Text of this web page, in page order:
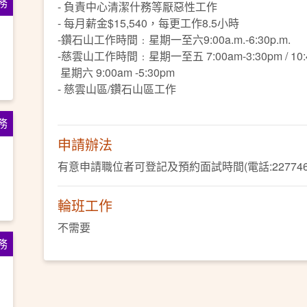
- 負責中心清潔什務等厭惡性工作
- 每月薪金$15,540，每更工作8.5小時
-鑽石山工作時間﹕星期一至六9:00a.m.-6:30p.m.
-慈雲山工作時間﹕星期一至五 7:00am-3:30pm /
星期六 9:00am -5:30pm
- 慈雲山區/鑽石山區工作
申請辦法
有意申請職位者可登記及預約面試時間(電話
輪班工作
不需要